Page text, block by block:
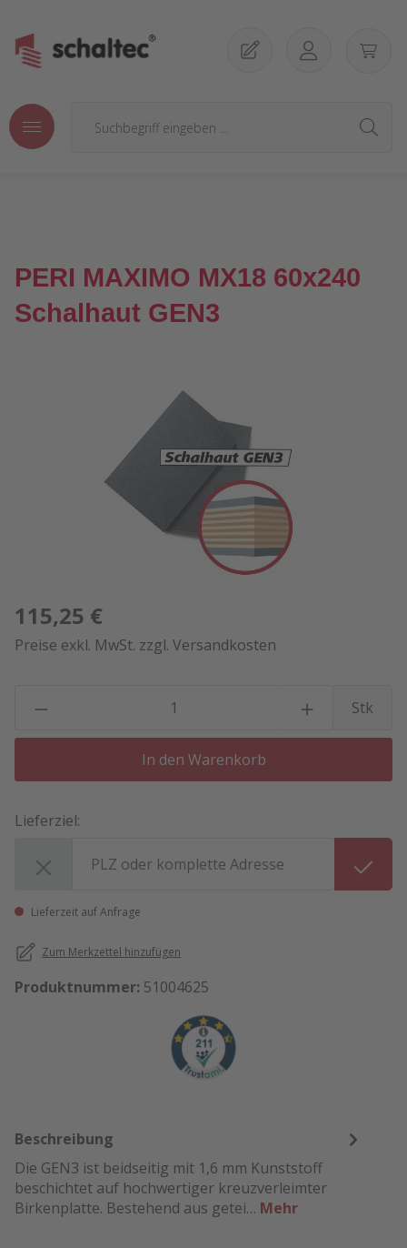
PERI MAXIMO MX18 60x240
Schalhaut GEN3
Bildergalerie überspringen
115,25 €
Preise exkl. MwSt. zzgl. Versandkosten
Stk
In den Warenkorb
Lieferziel:
Lieferzeit auf Anfrage
Zum Merkzettel hinzufügen
Produktnummer: 51004625
Beschreibung
Die GEN3 ist beidseitig mit 1,6 mm Kunststoff
beschichtet auf hochwertiger kreuzverleimter
Birkenplatte. Bestehend aus getei… Mehr